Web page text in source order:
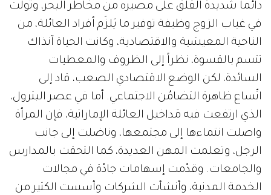
دائماً شديدة القلق على مصيره من مخاطر البحر، وتَولّت
في غياب الزوج وظيفة توفير ما يَلزَم أفراد العائلة، من
الناحية المعيشية والاقتصادية، وكانت الحياة آنذاك
تتسم بالقسوة، نظراً إلى الظروف والمعطيات
السائدة، لكن الوضع الاقتصادي الصعب، قاد إلى
اتّساع ظاهرة التضامُن الاجتماعي. أما في عصر البترول،
الذي ارتفعت فيه مَداخيل العائلة الإماراتية، فإن المرأة
واصلت انتماءها إلى مجتمعها، وناضلت إلى جانب
الرجل، وتعلمت المهن العديدة، كما التحقت بالمدارس
والجامعات. وقدّمت إسهامات جادّة في مجالات
الخدمة المدنية، وأنشأت الشركات وأسست الكثير من